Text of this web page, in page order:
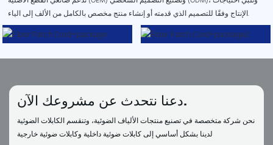
الإنتاج وفقًا للتصميم الذي قدمته أو إنشاء منتج مخصص بالكامل من الألف إلى الياء.
دعنا نتحدث عن مشروعك الآن.
نحن شركة متخصصة في تصنيع منتجات الألياف الضوئية، وتنقسم الكابلات الضوئية